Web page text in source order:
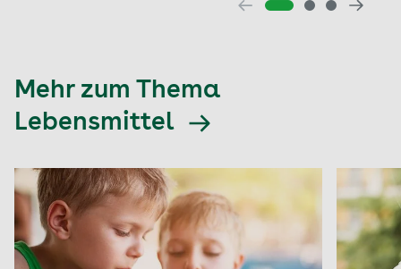
Mehr zum Thema
Lebensmittel